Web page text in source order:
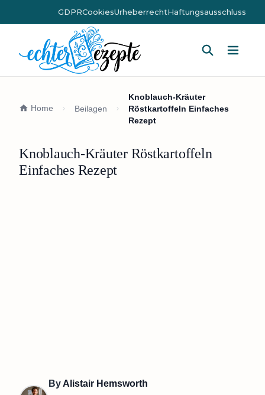
GDPRCookiesUrheberrechtHaftungsausschluss
Home Beilagen
Knoblauch-Kräuter
Röstkartoffeln Einfaches
Rezept
Knoblauch-Kräuter Röstkartoffeln
Einfaches Rezept
ByAlistair Hemsworth